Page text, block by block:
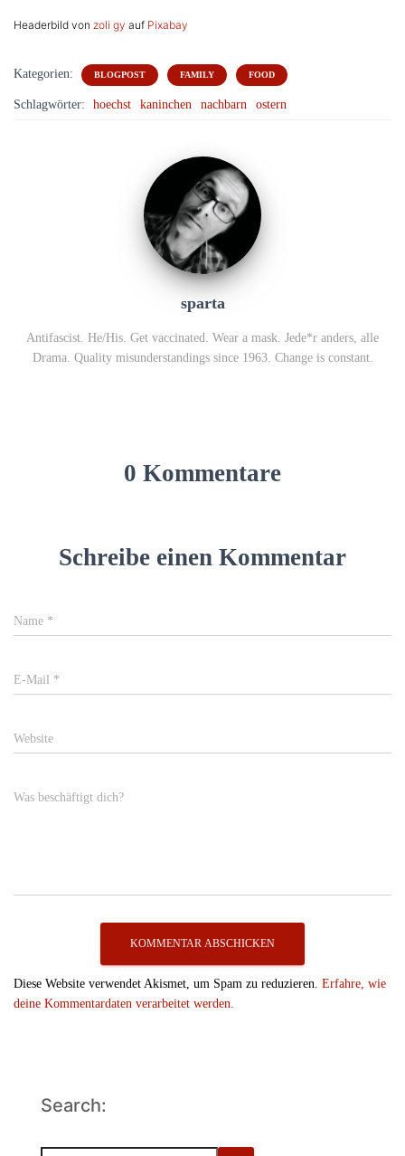
Headerbild von zoli gy auf Pixabay
Kategorien: BLOGPOST FAMILY FOOD
Schlagwörter: hoechst kaninchen nachbarn ostern
sparta
Antifascist. He/His. Get vaccinated. Wear a mask. Jede*r anders, alle
Drama. Quality misunderstandings since 1963. Change is constant.
0 Kommentare
Schreibe einen Kommentar
Name *
E-Mail *
Website
Was beschäftigt dich?
Diese Website verwendet Akismet, um Spam zu reduzieren. Erfahre, wie
deine Kommentardaten verarbeitet werden.
Search: